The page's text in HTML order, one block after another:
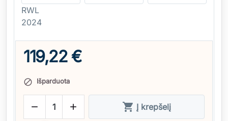
RWL
2024
119,22 €
 Išparduota
   Į krepšelį